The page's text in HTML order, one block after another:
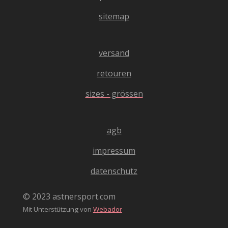
t
e
sitemap
versand
retouren
sizes - grössen
agb
impressum
datenschutz
© 2023 astnersport.com
Mit Unterstützung von Webador